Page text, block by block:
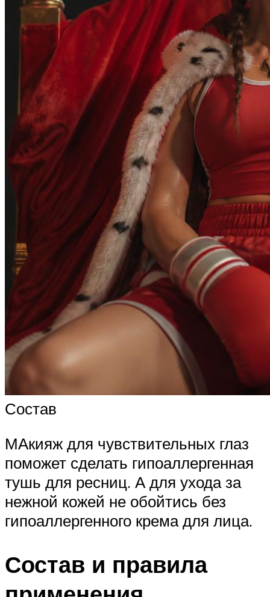
Состав
МАкияж для чувствительных глаз
поможет сделать гипоаллергенная
тушь для ресниц. А для ухода за
нежной кожей не обойтись без
гипоаллергенного крема для лица.
Состав и правила